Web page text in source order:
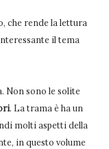
che rende la lettura
il tema
Non sono le solite
. La trama è ha un
molti aspetti della
in questo volume